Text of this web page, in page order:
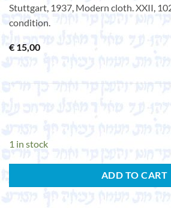
Stuttgart, 1937, Modern cloth. XXII,
condition.
€ 15,00
1 in stock
ADD TO CART